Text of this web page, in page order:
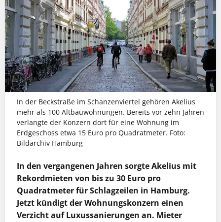
In der Beckstraße im Schanzenviertel gehören Akelius
mehr als 100 Altbauwohnungen. Bereits vor zehn Jahren
verlangte der Konzern dort für eine Wohnung im
Erdgeschoss etwa 15 Euro pro Quadratmeter. Foto:
Bildarchiv Hamburg
In den vergangenen Jahren sorgte Akelius mit
Rekordmieten von bis zu 30 Euro pro
Quadratmeter für Schlagzeilen in Hamburg.
Jetzt kündigt der Wohnungskonzern einen
Verzicht auf Luxussanierungen an. Mieter